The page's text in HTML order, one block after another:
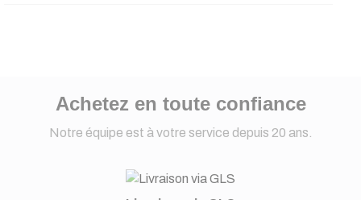
Achetez en toute confiance
Notre équipe est à votre service depuis 20 ans.